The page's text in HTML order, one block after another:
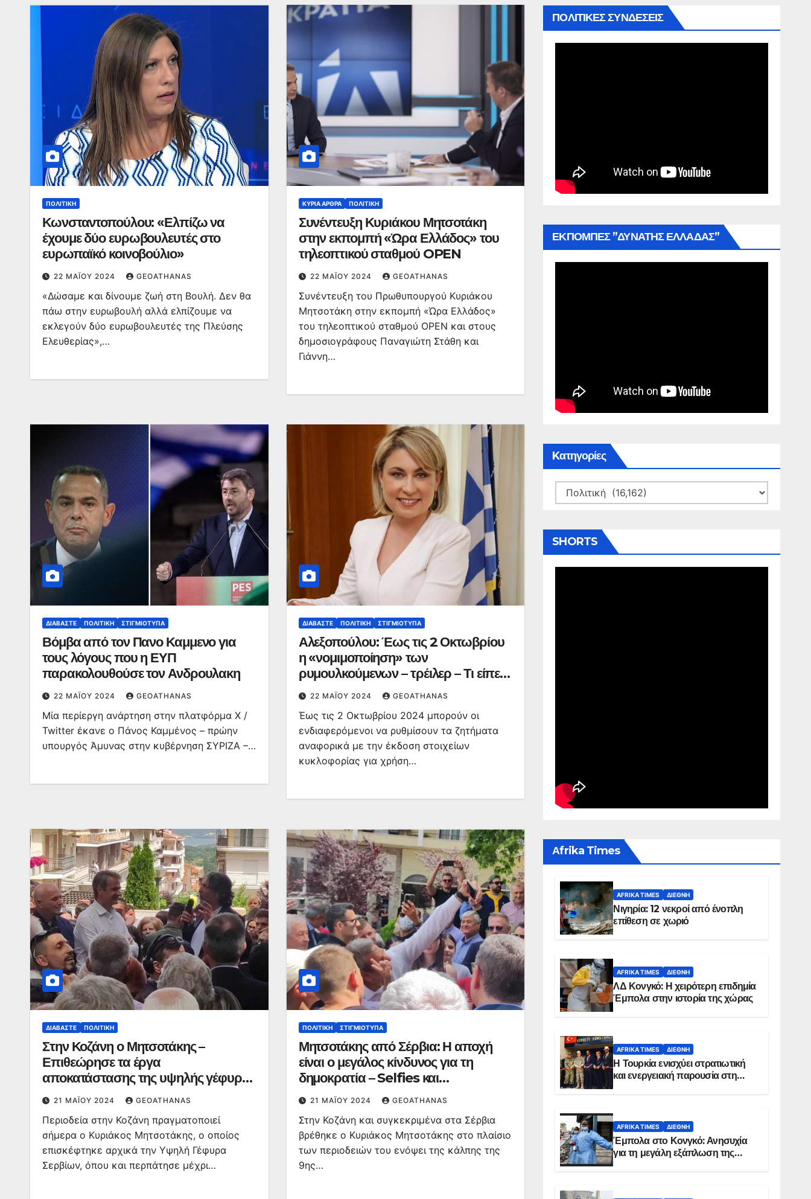
ΠΟΛΙΤΙΚΉ
Κωνσταντοπούλου: «Ελπίζω να
έχουμε δύο ευρωβουλευτές στο
ευρωπαϊκό κοινοβούλιο»
22 ΜΑΪ́ΟΥ 2024 GEOATHANAS
«Δώσαμε και δίνουμε ζωή στη Βουλή. Δεν θα
πάω στην ευρωβουλή αλλά ελπίζουμε να
εκλεγούν δύο ευρωβουλευτές της Πλεύσης
Ελευθερίας»,…
ΚΥΡΙΑ ΑΡΘΡΑ ΠΟΛΙΤΙΚΉ
Συνέντευξη Κυριάκου Μητσοτάκη
στην εκπομπή «Ώρα Ελλάδος» του
τηλεοπτικού σταθμού OPEN
22 ΜΑΪ́ΟΥ 2024 GEOATHANAS
Συνέντευξη του Πρωθυπουργού Κυριάκου
Μητσοτάκη στην εκπομπή «Ώρα Ελλάδος»
του τηλεοπτικού σταθμού OPEN και στους
δημοσιογράφους Παναγιώτη Στάθη και
Γιάννη…
ΔΙΑΒΆΣΤΕ ΠΟΛΙΤΙΚΉ ΣΤΙΓΜΙΌΤΥΠΑ
Βόμβα από τον Πανο Καμμενο για
τους λόγους που η ΕΥΠ
παρακολουθούσε τον Ανδρουλακη
22 ΜΑΪ́ΟΥ 2024 GEOATHANAS
Μία περίεργη ανάρτηση στην πλατφόρμα Χ /
Twitter έκανε o Πάνος Καμμένος – πρώην
υπουργός Άμυνας στην κυβέρνηση ΣΥΡΙΖΑ –…
ΔΙΑΒΆΣΤΕ ΠΟΛΙΤΙΚΉ ΣΤΙΓΜΙΌΤΥΠΑ
Αλεξοπούλου: Έως τις 2 Οκτωβρίου
η «νομιμοποίηση» των
ρυμουλκούμενων – τρέιλερ – Τι είπε
για την απόσυρση των ταξί
22 ΜΑΪ́ΟΥ 2024 GEOATHANAS
Έως τις 2 Οκτωβρίου 2024 μπορούν οι
ενδιαφερόμενοι να ρυθμίσουν τα ζητήματα
αναφορικά με την έκδοση στοιχείων
κυκλοφορίας για χρήση…
ΔΙΑΒΆΣΤΕ ΠΟΛΙΤΙΚΉ
Στην Κοζάνη ο Μητσοτάκης –
Επιθεώρησε τα έργα
αποκατάστασης της υψηλής γέφυρας
Σερβίων
21 ΜΑΪ́ΟΥ 2024 GEOATHANAS
Περιοδεία στην Κοζάνη πραγματοποιεί
σήμερα ο Κυριάκος Μητσοτάκης, ο οποίος
επισκέφτηκε αρχικά την Υψηλή Γέφυρα
Σερβίων, όπου και περπάτησε μέχρι…
ΠΟΛΙΤΙΚΉ ΣΤΙΓΜΙΌΤΥΠΑ
Μητσοτάκης από Σέρβια: Η αποχή
είναι ο μεγάλος κίνδυνος για τη
δημοκρατία – Selfies και
«πειράγματα» μαθητών για τις
αθλητικές προβλέψεις του
21 ΜΑΪ́ΟΥ 2024 GEOATHANAS
Στην Κοζάνη και συγκεκριμένα στα Σέρβια
βρέθηκε ο Κυριάκος Μητσοτάκης στο πλαίσιο
των περιοδειών του ενόψει της κάλπης της
9ης…
ΠΟΛΙΤΙΚΕΣ ΣΥΝΔΕΣΕΙΣ
ΕΚΠΟΜΠΕΣ ”ΔΥΝΑΤΗΣ ΕΛΛΑΔΑΣ”
Kατηγορίες
Kατηγορίες
SHORTS
Αfrika Times
AFRIKA TIMES ΔΙΕΘΝΉ
Νιγηρία: 12 νεκροί από ένοπλη
επίθεση σε χωριό
AFRIKA TIMES ΔΙΕΘΝΉ
ΛΔ Κονγκό: Η χειρότερη επιδημία
Έμπολα στην ιστορία της χώρας
AFRIKA TIMES ΔΙΕΘΝΉ
Η Τουρκία ενισχύει στρατιωτική
και ενεργειακή παρουσία στη
AFRIKA TIMES ΔΙΕΘΝΉ
Έμπολα στο Κονγκό: Ανησυχία
για τη μεγάλη εξάπλωση της